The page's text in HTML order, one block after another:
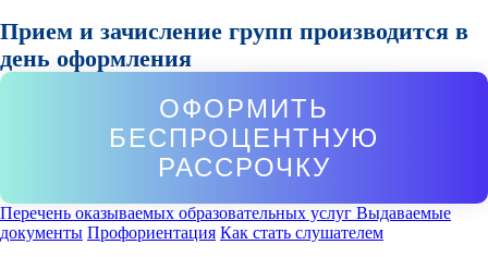
Прием и зачисление групп производится в
день оформления
ОФОРМИТЬ
БЕСПРОЦЕНТНУЮ
РАССРОЧКУ
Перечень оказываемых образовательных услуг Выдаваемые
документы Профориентация Как стать слушателем